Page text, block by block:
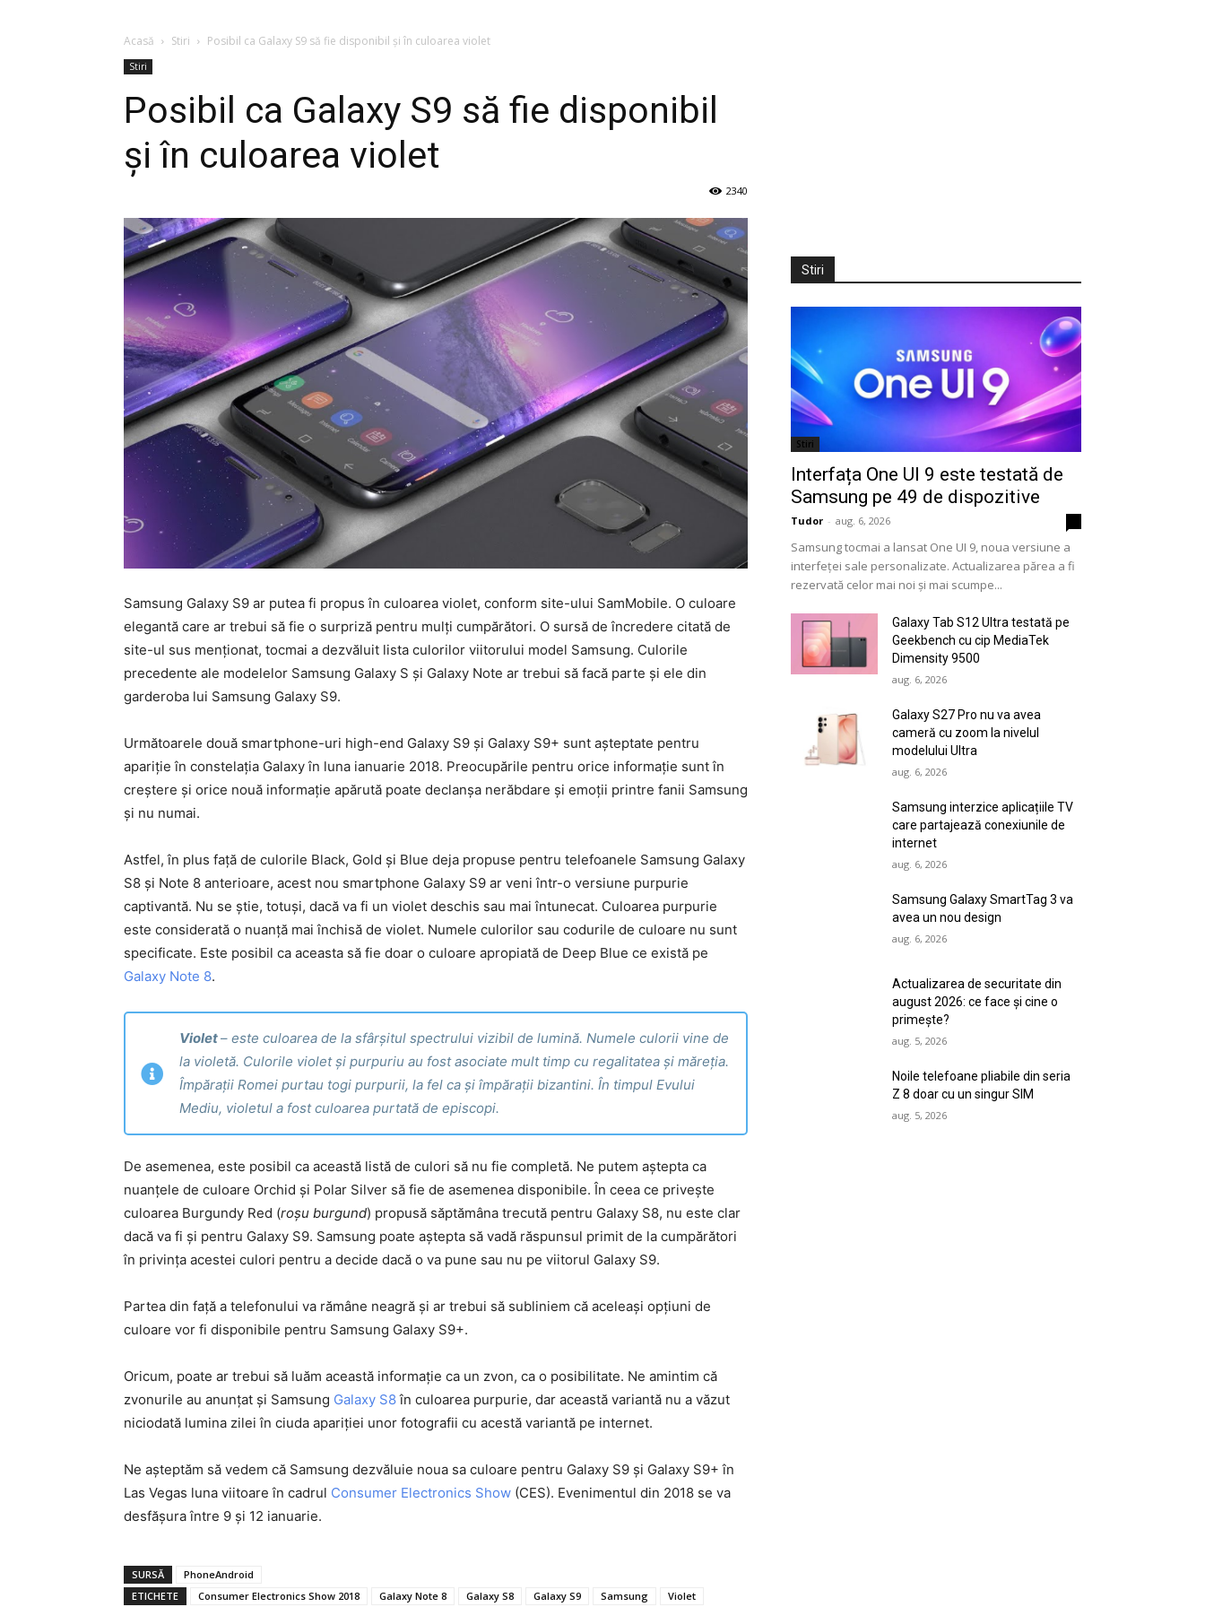
Acasă Stiri Posibil ca Galaxy S9 să fie disponibil și în culoarea violet
Stiri
Posibil ca Galaxy S9 să fie disponibil
și în culoarea violet
2340
Samsung Galaxy S9 ar putea fi propus în culoarea violet, conform site-ului SamMobile. O culoare
elegantă care ar trebui să fie o surpriză pentru mulți cumpărători. O sursă de încredere citată de
site-ul sus menționat, tocmai a dezvăluit lista culorilor viitorului model Samsung. Culorile
precedente ale modelelor Samsung Galaxy S și Galaxy Note ar trebui să facă parte și ele din
garderoba lui Samsung Galaxy S9.
Următoarele două smartphone-uri high-end Galaxy S9 și Galaxy S9+ sunt așteptate pentru
apariție în constelația Galaxy în luna ianuarie 2018. Preocupările pentru orice informație sunt în
creștere și orice nouă informație apărută poate declanșa nerăbdare și emoții printre fanii Samsung
și nu numai.
Astfel, în plus față de culorile Black, Gold și Blue deja propuse pentru telefoanele Samsung Galaxy
S8 și Note 8 anterioare, acest nou smartphone Galaxy S9 ar veni într-o versiune purpurie
captivantă. Nu se știe, totuși, dacă va fi un violet deschis sau mai întunecat. Culoarea purpurie
este considerată o nuanță mai închisă de violet. Numele culorilor sau codurile de culoare nu sunt
specificate. Este posibil ca aceasta să fie doar o culoare apropiată de Deep Blue ce există pe
Galaxy Note 8.
Violet– este culoarea de la sfârșitul spectrului vizibil de lumină. Numele culorii vine de
la violetă. Culorile violet și purpuriu au fost asociate mult timp cu regalitatea și măreția.
Împărații Romei purtau togi purpurii, la fel ca și împărații bizantini. În timpul Evului
Mediu, violetul a fost culoarea purtată de episcopi.
De asemenea, este posibil ca această listă de culori să nu fie completă. Ne putem aștepta ca
nuanțele de culoare Orchid și Polar Silver să fie de asemenea disponibile. În ceea ce privește
culoarea Burgundy Red (roșu burgund) propusă săptămâna trecută pentru Galaxy S8, nu este clar
dacă va fi și pentru Galaxy S9. Samsung poate aștepta să vadă răspunsul primit de la cumpărători
în privința acestei culori pentru a decide dacă o va pune sau nu pe viitorul Galaxy S9.
Partea din față a telefonului va rămâne neagră și ar trebui să subliniem că aceleași opțiuni de
culoare vor fi disponibile pentru Samsung Galaxy S9+.
Oricum, poate ar trebui să luăm această informație ca un zvon, ca o posibilitate. Ne amintim că
zvonurile au anunțat și Samsung Galaxy S8în culoarea purpurie, dar această variantă nu a văzut
niciodată lumina zilei în ciuda apariției unor fotografii cu acestă variantă pe internet.
Ne așteptăm să vedem că Samsung dezvăluie noua sa culoare pentru Galaxy S9 și Galaxy S9+ în
Las Vegas luna viitoare în cadrul Consumer Electronics Show (CES). Evenimentul din 2018 se va
desfășura între 9 și 12 ianuarie.
SURSĂ
PhoneAndroid
ETICHETE
Consumer Electronics Show 2018 Galaxy Note 8 Galaxy S8 Galaxy S9 Samsung Violet
Stiri
Stiri
Interfața One UI 9 este testată de
Samsung pe 49 de dispozitive
Tudor - aug. 6, 2026
Samsung tocmai a lansat One UI 9, noua versiune a
interfeței sale personalizate. Actualizarea părea a fi
rezervată celor mai noi și mai scumpe...
Galaxy Tab S12 Ultra testată pe
Geekbench cu cip MediaTek
Dimensity 9500
aug. 6, 2026
Galaxy S27 Pro nu va avea
cameră cu zoom la nivelul
modelului Ultra
aug. 6, 2026
Samsung interzice aplicațiile TV
care partajează conexiunile de
internet
aug. 6, 2026
Samsung Galaxy SmartTag 3 va
avea un nou design
aug. 6, 2026
Actualizarea de securitate din
august 2026: ce face și cine o
primește?
aug. 5, 2026
Noile telefoane pliabile din seria
Z 8 doar cu un singur SIM
aug. 5, 2026